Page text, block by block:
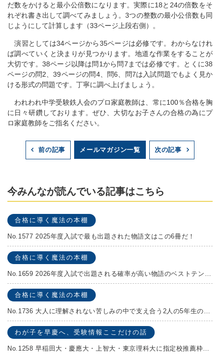
だ数をかけると最小公倍数になります。実際に18と24の倍数をそ
れぞれ書き出して調べてみましょう。3つの整数の最小公倍数も同
じようにして計算します（33ページ上段右側）。
演習としては34ページから35ページは必修です。わからなけれ
ば調べていくと決まりが見つかります。地道な作業をすることが
大切です。38ページ以降は問1から問7までは必修です。とくに38
ページの問2、39ページの問4、問6、問7は入試問題でもよく見か
ける形式の問題です。丁寧に調べ上げましょう。
われわれ中学受験鉄人会のプロ家庭教師は、常に100％合格を胸
に日々研鑽しております。ぜひ、大切なお子さんの合格の為にプ
ロ家庭教師をご指名ください。
前の記事 メールマガジン一覧 次の記事
今みんなが読んでいる記事はこちら
合格に導く魔法の本棚
No.1577 2025年度入試で最も出題された物語文はこの6冊だ！
合格に導く魔法の本棚
合格に導く魔法の本棚
わが子を早慶へ、受験情報ここだけの話